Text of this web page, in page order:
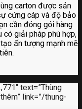
carton được sản
cứng cáp và độ bảo
cần đóng gói hàng
có giải pháp phù hợp,
ấn tượng mạnh mẽ
text=”Thùng
link=”/thung-